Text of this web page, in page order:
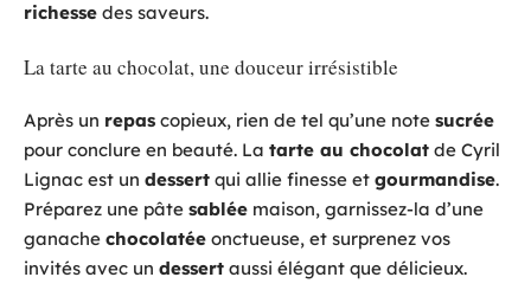
richesse des saveurs.
La tarte au chocolat, une douceur irrésistible
Après un repas copieux, rien de tel qu’une note sucrée
pour conclure en beauté. La tarte au chocolat de Cyril
Lignac est un dessert qui allie finesse et gourmandise.
Préparez une pâte sablée maison, garnissez-la d’une
ganache chocolatée onctueuse, et surprenez vos
invités avec un dessert aussi élégant que délicieux.